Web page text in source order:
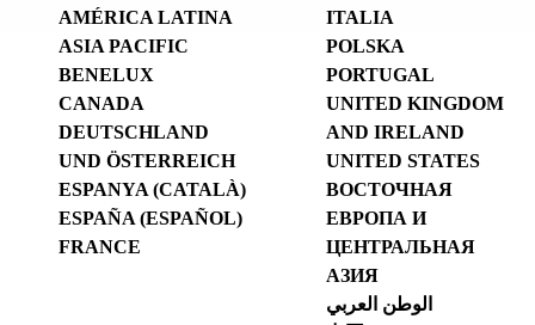
AMÉRICA LATINA
ASIA PACIFIC
BENELUX
CANADA
DEUTSCHLAND
UND ÖSTERREICH
ESPANYA (CATALÀ)
ESPAÑA (ESPAÑOL)
FRANCE
ITALIA
POLSKA
PORTUGAL
UNITED KINGDOM
AND IRELAND
UNITED STATES
ВОСТОЧНАЯ
ЕВРОПА И
ЦЕНТРАЛЬНАЯ
АЗИЯ
الوطن العربي